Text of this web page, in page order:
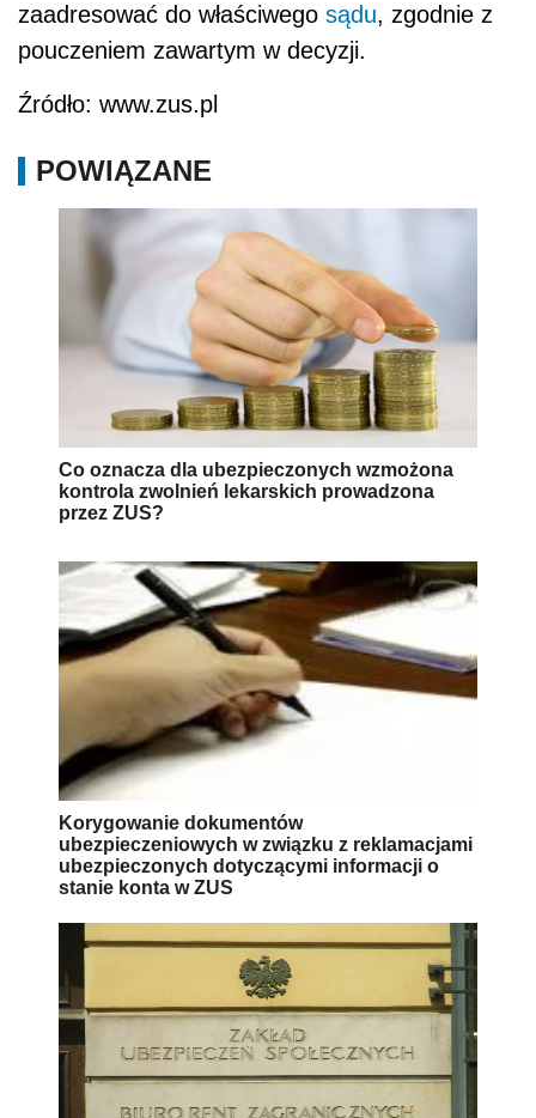
zaadresować do właściwego sądu, zgodnie z
pouczeniem zawartym w decyzji.
Źródło: www.zus.pl
POWIĄZANE
Co oznacza dla ubezpieczonych wzmożona
kontrola zwolnień lekarskich prowadzona
przez ZUS?
Korygowanie dokumentów
ubezpieczeniowych w związku z reklamacjami
ubezpieczonych dotyczącymi informacji o
stanie konta w ZUS